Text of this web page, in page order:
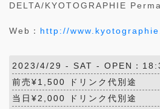
DELTA/KYOTOGRAPHIE
Web： http://
2023/4/29 - SAT - OPEN：
前売¥1,500 ドリンク代別途
当日¥2,000 ドリンク代別途